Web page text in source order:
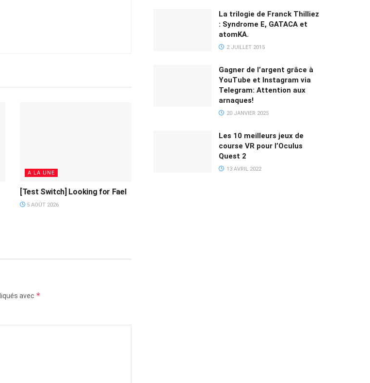
A LA UNE
[Test Switch] Looking for Fael
5 AOÛT 2026
avec *
La trilogie de Franck Thilliez
: Syndrome E, GATACA et
atomKA.
2 JUILLET 2015
Gagner de l’argent grâce à
YouTube et Instagram via
Telegram: Attention aux
arnaques!
20 JANVIER 2025
Les 10 meilleurs jeux de
course VR pour l’Oculus
Quest 2
13 AVRIL 2022